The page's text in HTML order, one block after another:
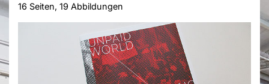
16 Seiten, 19 Abbildungen